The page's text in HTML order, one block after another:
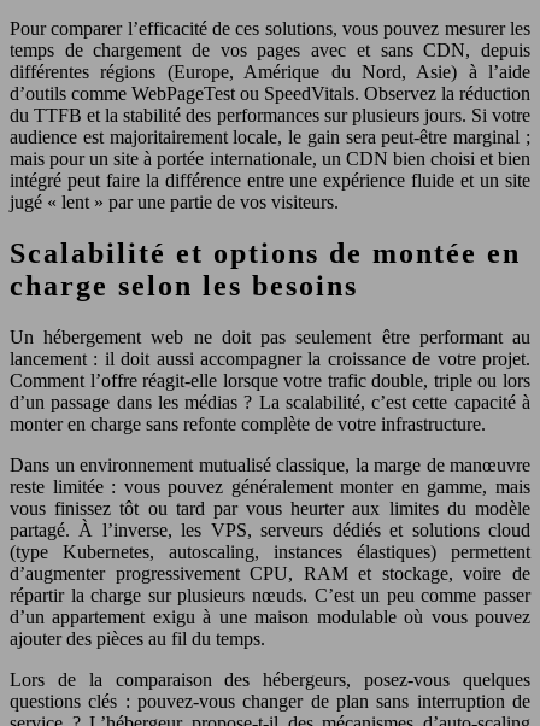
Pour comparer l’efficacité de ces solutions, vous pouvez mesurer les
temps de chargement de vos pages avec et sans CDN, depuis
différentes régions (Europe, Amérique du Nord, Asie) à l’aide
d’outils comme WebPageTest ou SpeedVitals. Observez la réduction
du TTFB et la stabilité des performances sur plusieurs jours. Si votre
audience est majoritairement locale, le gain sera peut‑être marginal ;
mais pour un site à portée internationale, un CDN bien choisi et bien
intégré peut faire la différence entre une expérience fluide et un site
jugé « lent » par une partie de vos visiteurs.
Scalabilité et options de montée en
charge selon les besoins
Un hébergement web ne doit pas seulement être performant au
lancement : il doit aussi accompagner la croissance de votre projet.
Comment l’offre réagit‑elle lorsque votre trafic double, triple ou lors
d’un passage dans les médias ? La scalabilité, c’est cette capacité à
monter en charge sans refonte complète de votre infrastructure.
Dans un environnement mutualisé classique, la marge de manœuvre
reste limitée : vous pouvez généralement monter en gamme, mais
vous finissez tôt ou tard par vous heurter aux limites du modèle
partagé. À l’inverse, les VPS, serveurs dédiés et solutions cloud
(type Kubernetes, autoscaling, instances élastiques) permettent
d’augmenter progressivement CPU, RAM et stockage, voire de
répartir la charge sur plusieurs nœuds. C’est un peu comme passer
d’un appartement exigu à une maison modulable où vous pouvez
ajouter des pièces au fil du temps.
Lors de la comparaison des hébergeurs, posez‑vous quelques
questions clés : pouvez‑vous changer de plan sans interruption de